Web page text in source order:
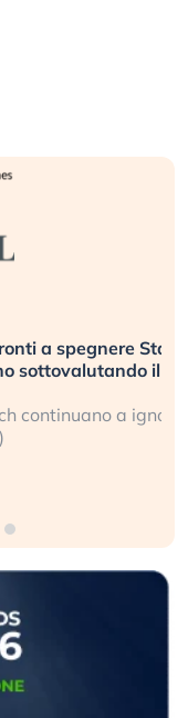
Gli
rischio?
il rischio